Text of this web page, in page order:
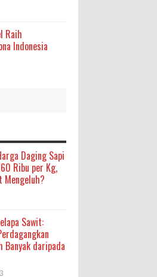
Raih
Indonesia
Daging Sapi
Ribu per Kg,
Mengeluh?
Sawit:
Banyak daripada